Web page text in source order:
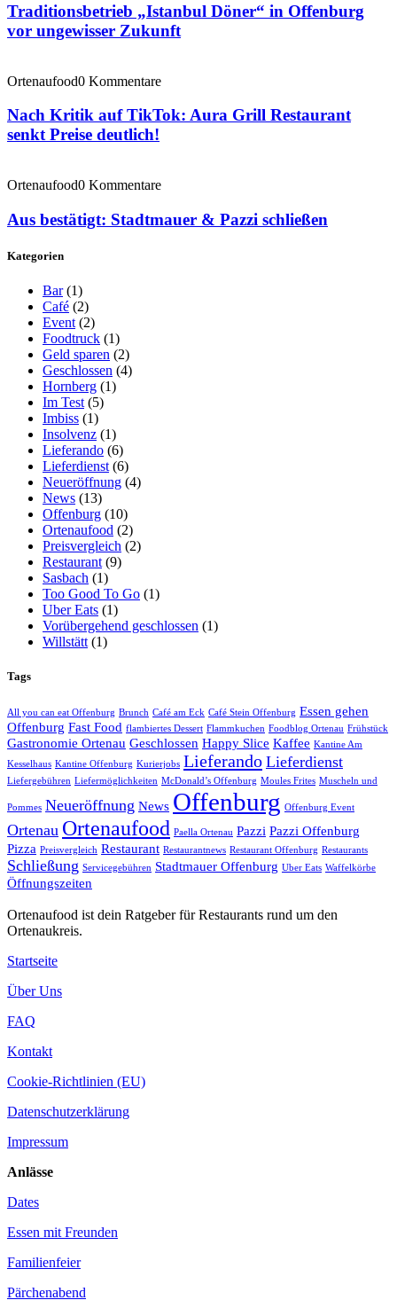
Traditionsbetrieb „Istanbul Döner“ in Offenburg
vor ungewisser Zukunft
Ortenaufood0 Kommentare
Nach Kritik auf TikTok: Aura Grill Restaurant
senkt Preise deutlich!
Ortenaufood0 Kommentare
Aus bestätigt: Stadtmauer & Pazzi schließen
Kategorien
Bar (1)
Café (2)
Event (2)
Foodtruck (1)
Geld sparen (2)
Geschlossen (4)
Hornberg (1)
Im Test (5)
Imbiss (1)
Insolvenz (1)
Lieferando (6)
Lieferdienst (6)
Neueröffnung (4)
News (13)
Offenburg (10)
Ortenaufood (2)
Preisvergleich (2)
Restaurant (9)
Sasbach (1)
Too Good To Go (1)
Uber Eats (1)
Vorübergehend geschlossen (1)
Willstätt (1)
Tags
All you can eat Offenburg Brunch Café am Eck Café Stein Offenburg Essen gehen
Offenburg Fast Food flambiertes Dessert Flammkuchen Foodblog Ortenau Frühstück
Gastronomie Ortenau Geschlossen Happy Slice Kaffee Kantine Am
Kesselhaus Kantine Offenburg Kurierjobs Lieferando Lieferdienst
Liefergebühren Liefermöglichkeiten McDonald’s Offenburg Moules Frites Muscheln und
Pommes Neueröffnung News Offenburg Offenburg Event
Ortenau Ortenaufood Paella Ortenau Pazzi Pazzi Offenburg
Pizza Preisvergleich Restaurant Restaurantnews Restaurant Offenburg Restaurants
Schließung Servicegebühren Stadtmauer Offenburg Uber Eats Waffelkörbe
Öffnungszeiten
Ortenaufood ist dein Ratgeber für Restaurants rund um den
Ortenaukreis.
Startseite
Über Uns
FAQ
Kontakt
Cookie-Richtlinien (EU)
Datenschutzerklärung
Impressum
Anlässe
Dates
Essen mit Freunden
Familienfeier
Pärchenabend